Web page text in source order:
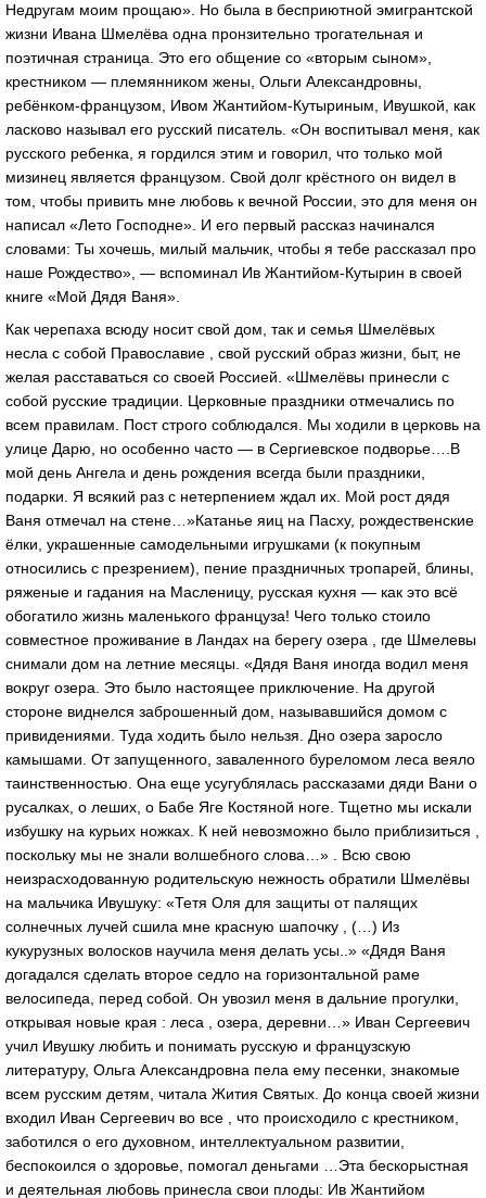
Недругам моим прощаю». Но была в бесприютной эмигрантской
жизни Ивана Шмелёва одна пронзительно трогательная и
поэтичная страница. Это его общение со «вторым сыном»,
крестником — племянником жены, Ольги Александровны,
ребёнком-французом, Ивом Жантийом-Кутыриным, Ивушкой, как
ласково называл его русский писатель. «Он воспитывал меня, как
русского ребенка, я гордился этим и говорил, что только мой
мизинец является французом. Свой долг крёстного он видел в
том, чтобы привить мне любовь к вечной России, это для меня он
написал «Лето Господне». И его первый рассказ начинался
словами: Ты хочешь, милый мальчик, чтобы я тебе рассказал про
наше Рождество», — вспоминал Ив Жантийом-Кутырин в своей
книге «Мой Дядя Ваня».
Как черепаха всюду носит свой дом, так и семья Шмелёвых
несла с собой Православие , свой русский образ жизни, быт, не
желая расставаться со своей Россией. «Шмелёвы принесли с
собой русские традиции. Церковные праздники отмечались по
всем правилам. Пост строго соблюдался. Мы ходили в церковь на
улице Дарю, но особенно часто — в Сергиевское подворье….В
мой день Ангела и день рождения всегда были праздники,
подарки. Я всякий раз с нетерпением ждал их. Мой рост дядя
Ваня отмечал на стене…»Катанье яиц на Пасху, рождественские
ёлки, украшенные самодельными игрушками (к покупным
относились с презрением), пение праздничных тропарей, блины,
ряженые и гадания на Масленицу, русская кухня — как это всё
обогатило жизнь маленького француза! Чего только стоило
совместное проживание в Ландах на берегу озера , где Шмелевы
снимали дом на летние месяцы. «Дядя Ваня иногда водил меня
вокруг озера. Это было настоящее приключение. На другой
стороне виднелся заброшенный дом, называвшийся домом с
привидениями. Туда ходить было нельзя. Дно озера заросло
камышами. От запущенного, заваленного буреломом леса веяло
таинственностью. Она еще усугублялась рассказами дяди Вани о
русалках, о леших, о Бабе Яге Костяной ноге. Тщетно мы искали
избушку на курьих ножках. К ней невозможно было приблизиться ,
поскольку мы не знали волшебного слова…» . Всю свою
неизрасходованную родительскую нежность обратили Шмелёвы
на мальчика Ивушуку: «Тетя Оля для защиты от палящих
солнечных лучей сшила мне красную шапочку , (…) Из
кукурузных волосков научила меня делать усы..» «Дядя Ваня
догадался сделать второе седло на горизонтальной раме
велосипеда, перед собой. Он увозил меня в дальние прогулки,
открывая новые края : леса , озера, деревни…» Иван Сергеевич
учил Ивушку любить и понимать русскую и французскую
литературу, Ольга Александровна пела ему песенки, знакомые
всем русским детям, читала Жития Святых. До конца своей жизни
входил Иван Сергеевич во все , что происходило с крестником,
заботился о его духовном, интеллектуальном развитии,
беспокоился о здоровье, помогал деньгами …Эта бескорыстная
и деятельная любовь принесла свои плоды: Ив Жантийом